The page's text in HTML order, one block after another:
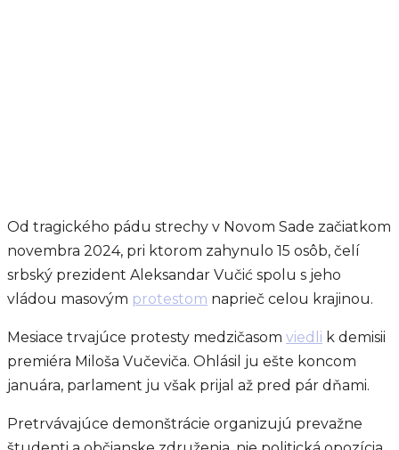
Od tragického pádu strechy v Novom Sade začiatkom
novembra 2024, pri ktorom zahynulo 15 osôb, čelí
srbský prezident Aleksandar Vučić spolu s jeho
vládou masovým protestom naprieč celou krajinou.
Mesiace trvajúce protesty medzičasom viedli k demisii
premiéra Miloša Vučeviča. Ohlásil ju ešte koncom
januára, parlament ju však prijal až pred pár dňami.
Pretrvávajúce demonštrácie organizujú prevažne